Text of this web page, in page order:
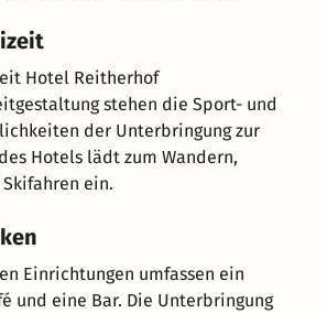
stehen die Sport- und
der Unterbringung zur
Hotels lädt zum Wandern,
ein.
Einrichtungen umfassen ein
und eine Bar. Die Unterbringung